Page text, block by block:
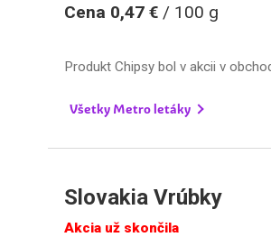
Cena 0,47 € / 100 g
Produkt Chipsy bol v akcii v
Všetky Metro letáky
Slovakia Vrúbky
Akcia už skončila